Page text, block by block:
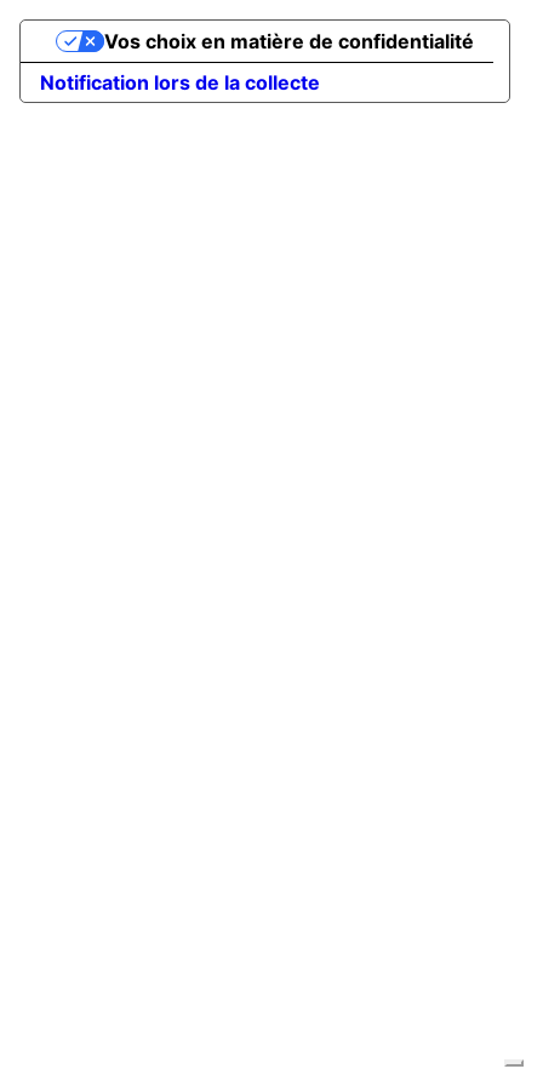
Notification lors de la collecte
Vos choix en matière de confidentialité